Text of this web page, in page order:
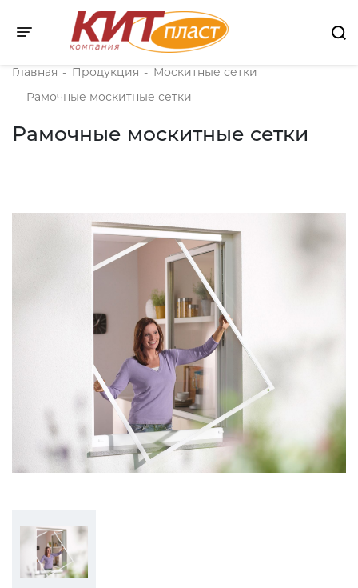
Toggle navigation
Главная - Продукция - Москитные сетки
- Рамочные москитные сетки
Рамочные москитные сетки